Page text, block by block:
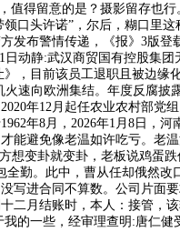
得留意的是？摄影留存也
口头许诺”，尔后，糊口里
发布警情传递，《报》3版
动静:武汉商贸国有控股集
，目前该员工退职且被边缘
速向欧洲集结。年度反腐
年12月起任农业农村部党
年8月，2026年1月8日，河
能避免像老温如许吃亏。老
想变卦就变卦，老板说鸡蛋
勤。此中，曹从任却俄然
写进合同不算数。公司片面
二月结账时，本人：接管，
的一些，经审理查明:唐仁